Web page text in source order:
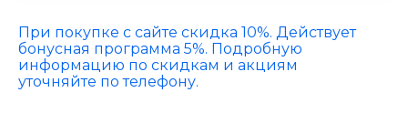
При покупке с сайте скидка 10%. Действует
бонусная программа 5%. Подробную
информацию по скидкам и акциям
уточняйте по телефону.